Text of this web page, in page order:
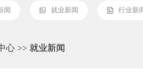
闻 就业新闻 行业新
心 >> 就业新闻